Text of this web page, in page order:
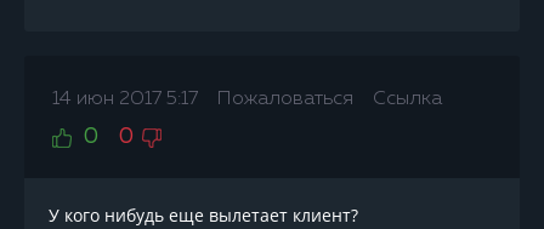
14 июн 2017 5:17 Пожаловаться Ссылка
0 0
У кого нибудь еще вылетает клиент?